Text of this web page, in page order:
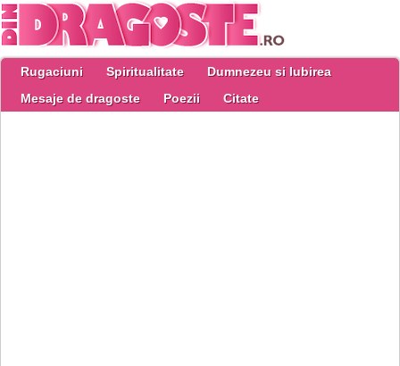
Rugaciuni Spiritualitate
Dumnezeu si Iubirea
Mesaje de dragoste
Poezii Citate